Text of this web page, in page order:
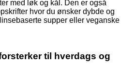
med løk og kål. Den er også
hvor du ønsker dybde og
supper eller veganske
til hverdags og